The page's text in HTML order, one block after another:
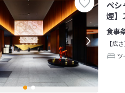
ペ
煙】
【広
ツ